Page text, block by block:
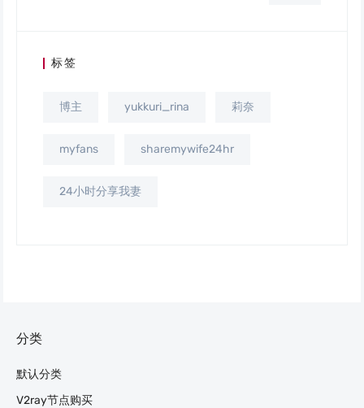
标签
博主 yukkuri_rina 莉奈
myfans sharemywife24hr
24小时分享我妻
分类
默认分类
V2ray节点购买